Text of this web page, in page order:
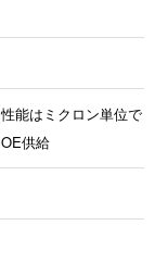
能はミクロン単位で
供給